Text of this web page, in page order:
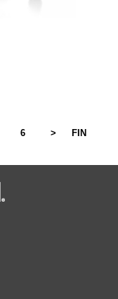
6 > FIN